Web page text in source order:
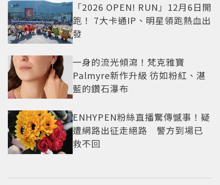
「2026 OPEN! RUN」12月6日開
跑！ 7大卡通IP、明星領跑熱血出
發
一身的流光傾瀉！梵克雅寶
Palmyre新作升級 彷如粉紅、湛
藍的鑽石瀑布
ENHYPEN粉絲直播驚傳憾事！疑
遭網路出征走絕路 警方到場已
救不回